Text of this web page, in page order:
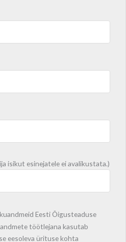
isikut esinejatele ei avalikustata.)
Eesti Õigusteaduse
töötlejana kasutab
eesoleva ürituse kohta